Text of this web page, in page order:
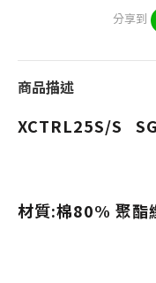
分享到
商品描述
XCTRL25S/S
材質:棉80% 聚酯